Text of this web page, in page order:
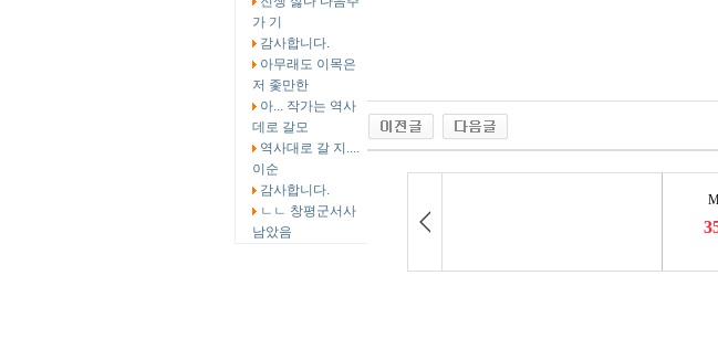
가 기
감사합니다.
아무래도 이목은
저 좇만한
아... 작가는 역사
데로 갈모
역사대로 갈 지....
이순
감사합니다.
ㄴㄴ 창평군서사
남았음